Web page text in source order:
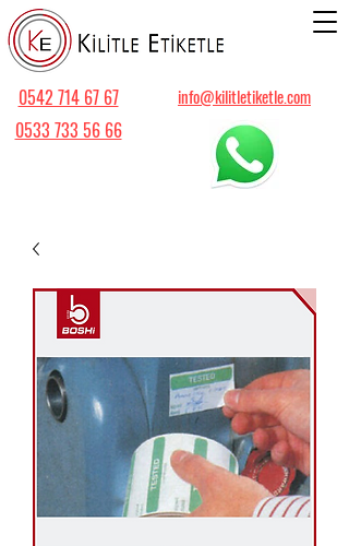
info@kilitletiketle.com
0542 714 67 67
0533 733 56 66